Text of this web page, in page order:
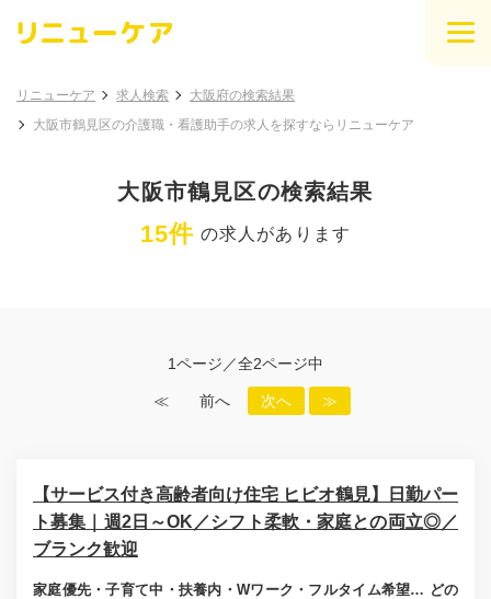
リニューケア 求人検索
大阪府の検索結果
大阪市鶴見区の介護職・看護助手の求人を探すならリニューケア
大阪市鶴見区の検索結果
15件 の求人があります
1ページ／全2ページ中
≪ 前へ 次へ ≫
【サービス付き高齢者向け住宅 ヒビオ鶴見】日勤パー
ト募集｜週2日～OK／シフト柔軟・家庭との両立◎／
ブランク歓迎
家庭優先・子育て中・扶養内・Wワーク・フルタイム希望… どの